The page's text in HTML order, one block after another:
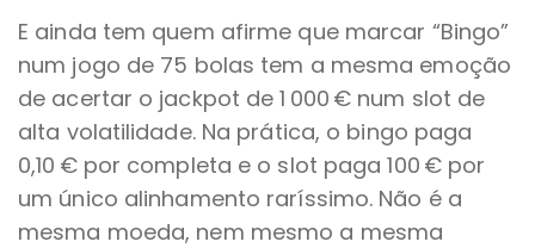
E ainda tem quem afirme que marcar “Bingo”
num jogo de 75 bolas tem a mesma emoção
de acertar o jackpot de 1 000 € num slot de
alta volatilidade. Na prática, o bingo paga
0,10 € por completa e o slot paga 100 € por
um único alinhamento raríssimo. Não é a
mesma moeda, nem mesmo a mesma